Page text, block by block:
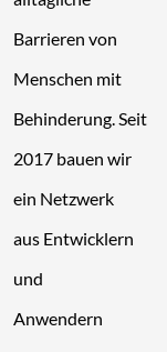
Barrieren von
Menschen mit
Behinderung.Seit
2017 bauen wir
ein Netzwerk
aus Entwicklern
und
Anwendern